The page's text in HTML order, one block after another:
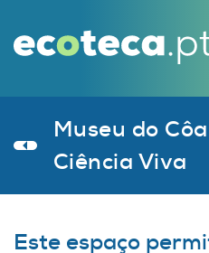
Museu do
Ciência Viva
Este espaço